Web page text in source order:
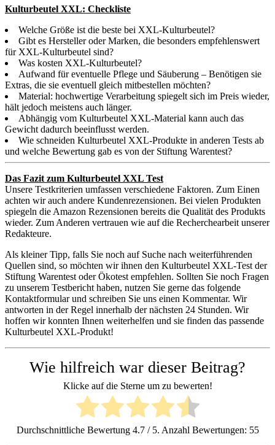
Kulturbeutel XXL: Checkliste
Welche Größe ist die beste bei XXL-Kulturbeutel?
Gibt es Hersteller oder Marken, die besonders empfehlenswert
für XXL-Kulturbeutel sind?
Was kosten XXL-Kulturbeutel?
Aufwand für eventuelle Pflege und Säuberung – Benötigen sie
Extras, die sie eventuell gleich mitbestellen möchten?
Material: hochwertige Verarbeitung spiegelt sich im Preis wieder,
hält jedoch meistens auch länger.
Abhängig vom Kulturbeutel XXL-Material kann auch das
Gewicht dadurch beeinflusst werden.
Wie schneiden Kulturbeutel XXL-Produkte in anderen Tests ab
und welche Bewertung gab es von der Stiftung Warentest?
Das Fazit zum Kulturbeutel XXL Test
Unsere Testkriterien umfassen verschiedene Faktoren. Zum Einen
achten wir auch andere Kundenrezensionen. Bei vielen Produkten
spiegeln die Amazon Rezensionen bereits die Qualität des Produkts
wieder. Zum Anderen vertrauen wie auf die Recherchearbeit unserer
Redakteure.
Als kleiner Tipp, falls Sie noch auf Suche nach weiterführenden
Quellen sind, so möchten wir ihnen den Kulturbeutel XXL-Test der
Stiftung Warentest oder Ökotest empfehlen. Sollten Sie noch Fragen
zu unserem Testbericht haben, nutzen Sie gerne das folgende
Kontaktformular und schreiben Sie uns einen Kommentar. Wir
antworten in der Regel innerhalb der nächsten 24 Stunden. Wir
hoffen wir konnten Ihnen weiterhelfen und sie finden das passende
Kulturbeutel XXL-Produkt!
Wie hilfreich war dieser Beitrag?
Klicke auf die Sterne um zu bewerten!
Durchschnittliche Bewertung 4.7/ 5. Anzahl Bewertungen: 55